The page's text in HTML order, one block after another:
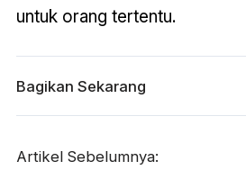
untuk orang tertentu.
Bagikan Sekarang
Artikel Sebelumnya: